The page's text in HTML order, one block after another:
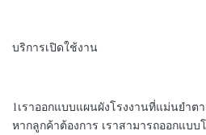
บริการเปิดใช้งาน
1เราออกแบบแผนผังโรงงานที่แม่นยํา
หากลูกค้าต้องการ เราสามารถออกแบ